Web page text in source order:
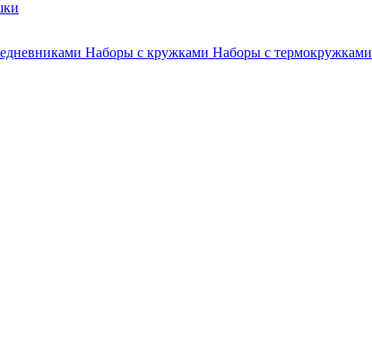
Наборы с кружками Наборы с термокружками